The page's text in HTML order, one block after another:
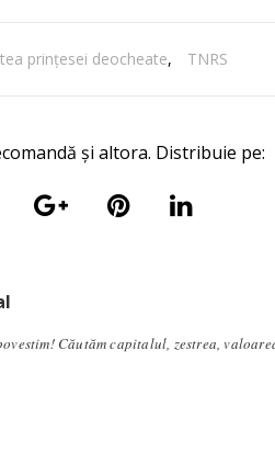
prințesei deocheate, TNRS
și altora. Distribuie pe:
Căutăm capitalul, zestrea,